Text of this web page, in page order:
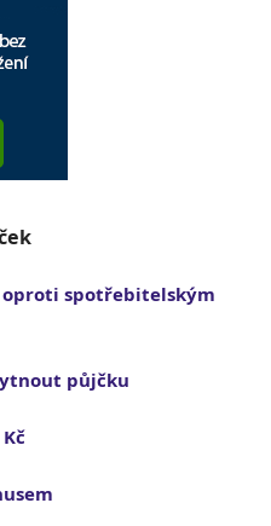
oproti spotřebitelským
půjčku